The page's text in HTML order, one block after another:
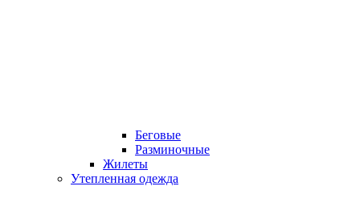
Беговые
Разминочные
Жилеты
Утепленная одежда